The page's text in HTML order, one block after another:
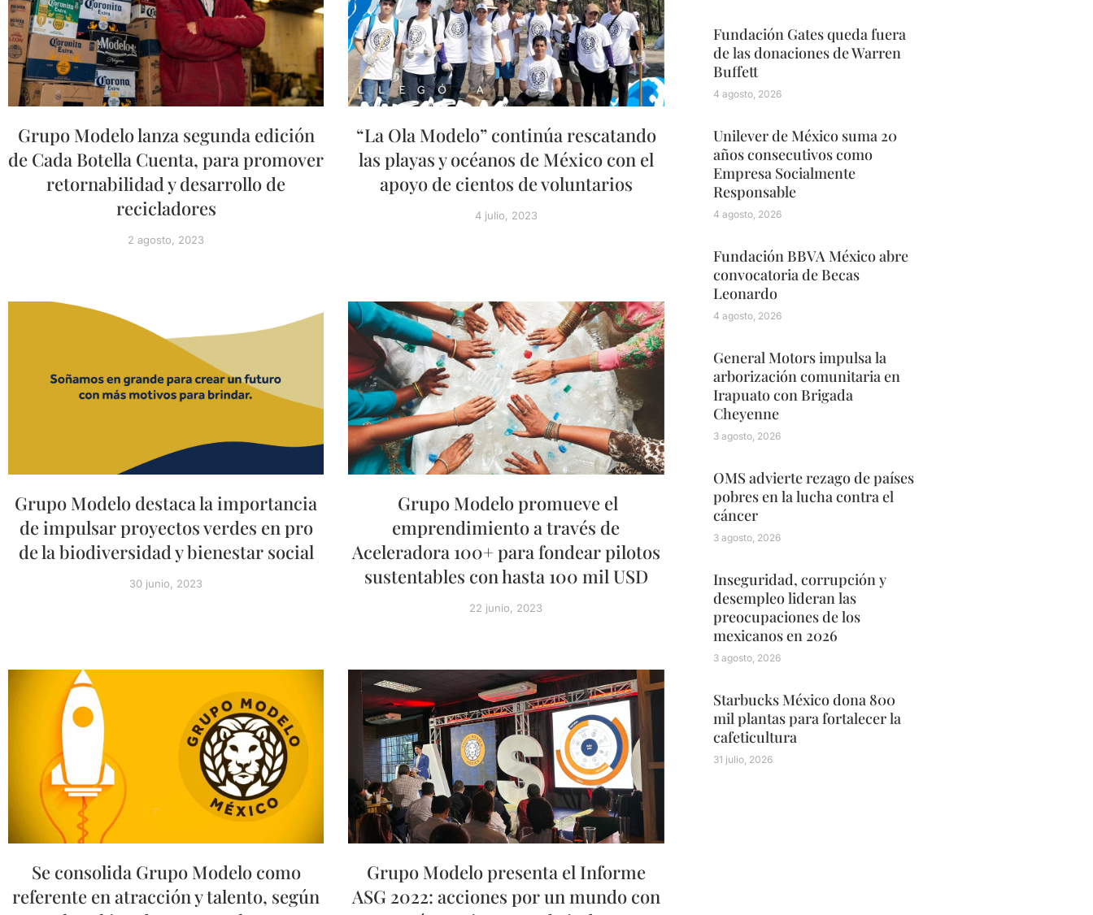
Grupo Modelo lanza segunda edición
de Cada Botella Cuenta, para promover
retornabilidad y desarrollo de
recicladores
2 agosto, 2023
“La Ola Modelo” continúa rescatando
las playas y océanos de México con el
apoyo de cientos de voluntarios
4 julio, 2023
Grupo Modelo destaca la importancia
de impulsar proyectos verdes en pro
de la biodiversidad y bienestar social
30 junio, 2023
Grupo Modelo promueve el
emprendimiento a través de
Aceleradora 100+ para fondear pilotos
sustentables con hasta 100 mil USD
22 junio, 2023
Se consolida Grupo Modelo como
referente en atracción y talento, según
Grupo Modelo presenta el Informe
ASG 2022: acciones por un mundo con
Fundación Gates queda fuera
de las donaciones de Warren
Buffett
4 agosto, 2026
Unilever de México suma 20
años consecutivos como
Empresa Socialmente
Responsable
4 agosto, 2026
Fundación BBVA México abre
convocatoria de Becas
Leonardo
4 agosto, 2026
General Motors impulsa la
arborización comunitaria en
Irapuato con Brigada
Cheyenne
3 agosto, 2026
OMS advierte rezago de países
pobres en la lucha contra el
cáncer
3 agosto, 2026
Inseguridad, corrupción y
desempleo lideran las
preocupaciones de los
mexicanos en 2026
3 agosto, 2026
Starbucks México dona 800
mil plantas para fortalecer la
cafeticultura
31 julio, 2026